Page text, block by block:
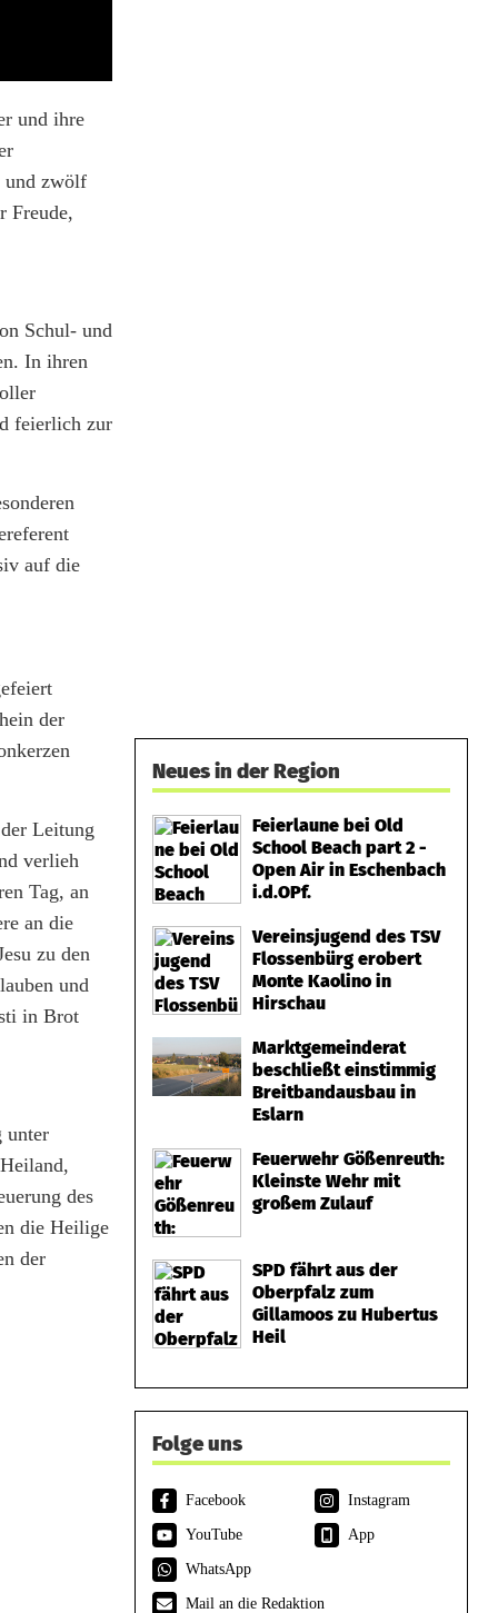
und ihre
und zwölf
Freude,
Schul- und
In ihren
feierlich zur
auf die
der
Leitung
verlieh
Tag, an
an die
zu den
und
in Brot
unter
des
die Heilige
der
Neues in der Region
Feierlaune bei Old
School Beach part 2 -
Open Air in Eschenbach
i.d.OPf.
Vereinsjugend des TSV
Flossenbürg erobert
Monte Kaolino in
Hirschau
Marktgemeinderat
beschließt einstimmig
Breitbandausbau in
Eslarn
Feuerwehr Gößenreuth:
Kleinste Wehr mit
großem Zulauf
SPD fährt aus der
Oberpfalz zum
Gillamoos zu Hubertus
Heil
Folge uns
Facebook
Instagram
YouTube
App
WhatsApp
Mail an die Redaktion